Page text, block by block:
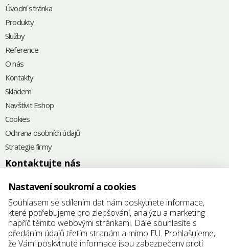
Úvodní stránka
Produkty
Služby
Reference
O nás
Kontakty
Skladem
Navštívit Eshop
Cookies
Ochrana osobních údajů
Strategie firmy
Kontaktujte nás
+420575 571 000
@
elkoplast@elkoplast.cz
Štefánikova 2664
760 01 Zlín
IČ: 25347942
Nastavení soukromí a cookies
Souhlasem se sdílením dat nám poskytnete informace,
které potřebujeme pro zlepšování, analýzu a marketing
napříč těmito webovými stránkami. Dále souhlasíte s
předáním údajů třetím stranám a mimo EU. Prohlašujeme,
že Vámi poskytnuté informace jsou zabezpečeny proti